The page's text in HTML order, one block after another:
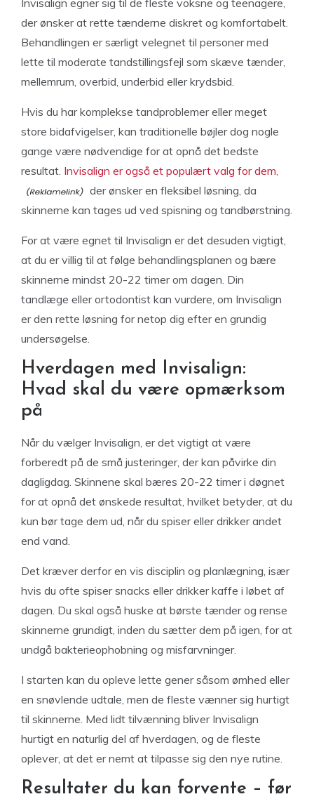
Invisalign egner sig til de fleste voksne og teenagere,
der ønsker at rette tænderne diskret og komfortabelt.
Behandlingen er særligt velegnet til personer med
lette til moderate tandstillingsfejl som skæve tænder,
mellemrum, overbid, underbid eller krydsbid.
Hvis du har komplekse tandproblemer eller meget
store bidafvigelser, kan traditionelle bøjler dog nogle
gange være nødvendige for at opnå det bedste
resultat. Invisalign er også et populært valg for dem,
der ønsker en fleksibel løsning, da
skinnerne kan tages ud ved spisning og tandbørstning.
For at være egnet til Invisalign er det desuden vigtigt,
at du er villig til at følge behandlingsplanen og bære
skinnerne mindst 20-22 timer om dagen. Din
tandlæge eller ortodontist kan vurdere, om Invisalign
er den rette løsning for netop dig efter en grundig
undersøgelse.
Hverdagen med Invisalign:
Hvad skal du være opmærksom
på
Når du vælger Invisalign, er det vigtigt at være
forberedt på de små justeringer, der kan påvirke din
dagligdag. Skinnene skal bæres 20-22 timer i døgnet
for at opnå det ønskede resultat, hvilket betyder, at du
kun bør tage dem ud, når du spiser eller drikker andet
end vand.
Det kræver derfor en vis disciplin og planlægning, især
hvis du ofte spiser snacks eller drikker kaffe i løbet af
dagen. Du skal også huske at børste tænder og rense
skinnerne grundigt, inden du sætter dem på igen, for at
undgå bakterieophobning og misfarvninger.
I starten kan du opleve lette gener såsom ømhed eller
en snøvlende udtale, men de fleste vænner sig hurtigt
til skinnerne. Med lidt tilvænning bliver Invisalign
hurtigt en naturlig del af hverdagen, og de fleste
oplever, at det er nemt at tilpasse sig den nye rutine.
Resultater du kan forvente – før